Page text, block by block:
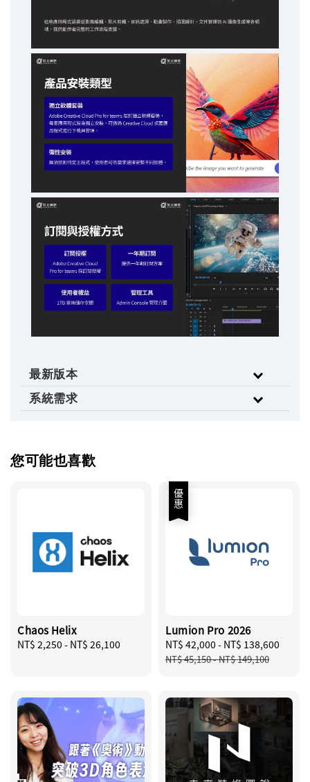
最新版本
系統需求
您可能也喜歡
Chaos Helix
Regular
NT$ 2,250 - NT$ 26,100
優惠
Lumion Pro 2026
Sale
price
NT$ 42,000 - NT$ 138,600
NT$ 45,150-NT$ 149,100